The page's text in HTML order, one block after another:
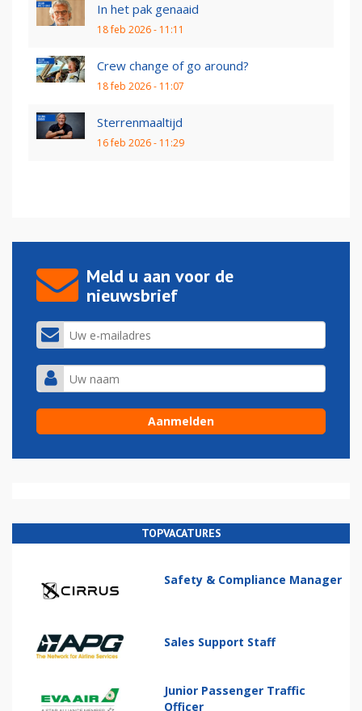
In het pak genaaid
18 feb 2026 - 11:11
Crew change of go around?
18 feb 2026 - 11:07
Sterrenmaaltijd
16 feb 2026 - 11:29
Meld u aan voor de
nieuwsbrief
TOPVACATURES
Safety & Compliance Manager
Sales Support Staff
Junior Passenger Traffic
Officer